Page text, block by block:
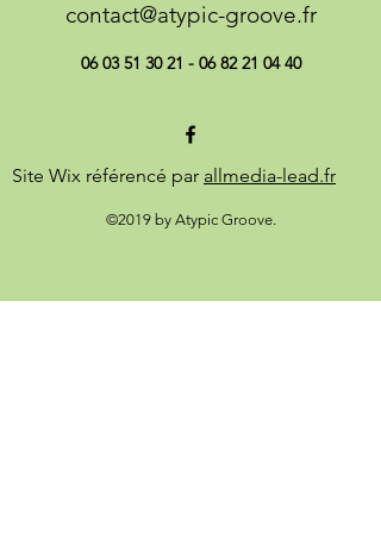
contact@atypic-groove.fr
06 03 51 30 21 - 06 82 21 04 40
Site Wix référencé par allmedia-lead.fr
©2019 by Atypic Groove.